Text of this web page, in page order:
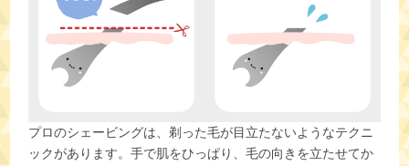
プロのシェービングは、剃った毛が目立たないようなテクニ
ックがあります。手で肌をひっぱり、毛の向きを立たせてか